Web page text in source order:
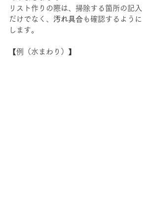
リスト作りの際は、掃除する箇所の記入
だけでなく、 汚れ具合 も確認するように
します。
【例（水まわり）】